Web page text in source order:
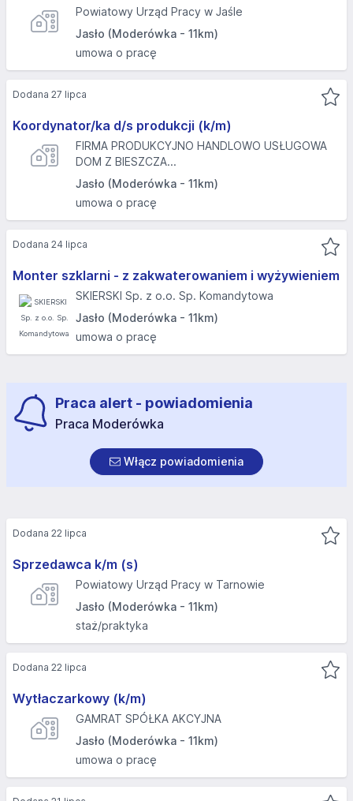
Powiatowy Urząd Pracy w Jaśle
Jasło (Moderówka - 11km)
umowa o pracę
Koordynator/ka d/s produkcji (k/m)
FIRMA PRODUKCYJNO HANDLOWO USŁUGOWA
DOM Z BIESZCZA...
Jasło (Moderówka - 11km)
umowa o pracę
Dodana 27 lipca
Monter szklarni - z zakwaterowaniem i wyżywieniem
SKIERSKI Sp. z o.o. Sp. Komandytowa
Jasło (Moderówka - 11km)
umowa o pracę
Dodana 24 lipca
Praca alert - powiadomienia
Praca Moderówka
Włącz powiadomienia
Sprzedawca k/m (s)
Powiatowy Urząd Pracy w Tarnowie
Jasło (Moderówka - 11km)
staż/praktyka
Dodana 22 lipca
Wytłaczarkowy (k/m)
GAMRAT SPÓŁKA AKCYJNA
Jasło (Moderówka - 11km)
umowa o pracę
Dodana 22 lipca